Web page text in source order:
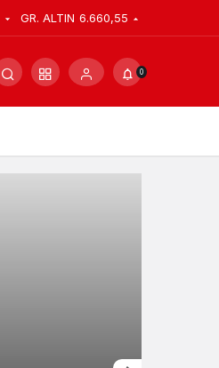
GR. ALTIN 6.660,55
0